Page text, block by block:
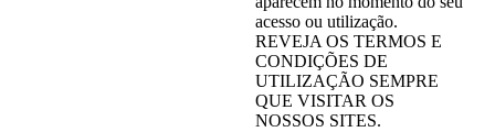
acesso ou utilização.
REVEJA OS TERMOS E
CONDIÇÕES DE
UTILIZAÇÃO SEMPRE
QUE VISITAR OS
NOSSOS SITES.